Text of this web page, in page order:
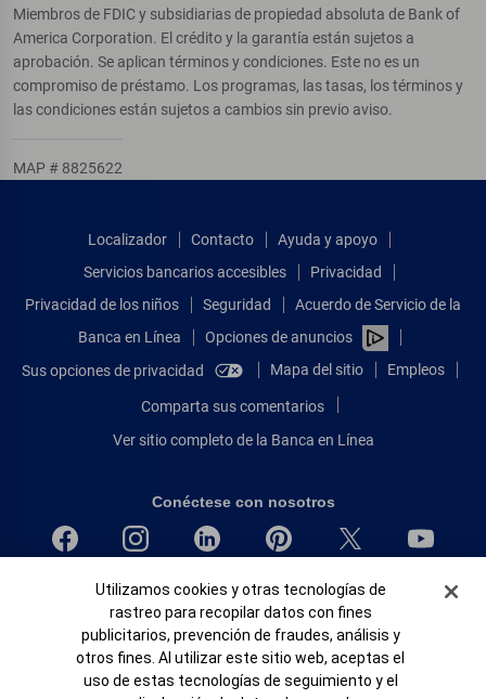
Miembros de FDIC y subsidiarias de propiedad absoluta de Bank of
America Corporation. El crédito y la garantía están sujetos a
aprobación. Se aplican términos y condiciones. Este no es un
compromiso de préstamo. Los programas, las tasas, los términos y
las condiciones están sujetos a cambios sin previo aviso.
MAP # 8825622
Localizador Contacto
Ayuda y apoyo
Servicios bancarios accesibles
Privacidad
Privacidad de los niños
Seguridad
Acuerdo de Servicio de la
Banca en Línea
Opciones de anuncios
Sus opciones de privacidad
Mapa del sitio Empleos
Comparta sus comentarios
Ver sitio completo de la Banca en Línea
Conéctese con nosotros
Bank of America, N.A. Miembro de FDIC.
Igualdad de oportunidades en préstamos para viviendas
© 2026 Bank of America Corporation.
Todos Los Derechos Reservados.
Banner de Cookies
Utilizamos cookies y otras tecnologías de
rastreo para recopilar datos con fines
publicitarios, prevención de fraudes, análisis y
otros fines. Al utilizar este sitio web, aceptas el
uso de estas tecnologías de seguimiento y el